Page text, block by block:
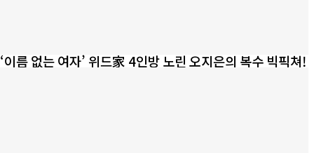
‘이름 없는 여자’ 위드家 4인방 노린 오지은의 복수 빅픽쳐!